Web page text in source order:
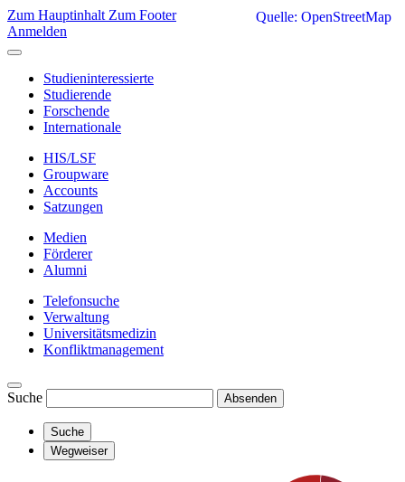
Zum Hauptinhalt Zum Footer
Anmelden
Studieninteressierte
Studierende
Forschende
Internationale
HIS/LSF
Groupware
Accounts
Satzungen
Medien
Förderer
Alumni
Telefonsuche
Verwaltung
Universitätsmedizin
Konfliktmanagement
Suche Absenden
Suche
Wegweiser
Quelle: OpenStreetMap